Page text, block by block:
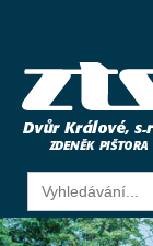
Search
for: